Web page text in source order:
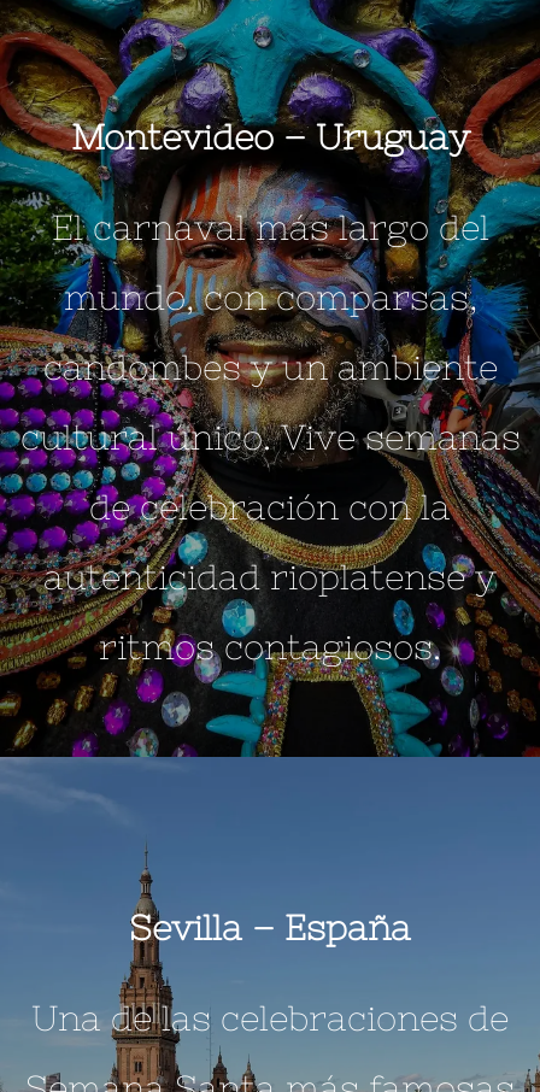
Montevideo –Uruguay
El carnaval más largo del
mundo, con comparsas,
candombes y un ambiente
cultural único. Vive semanas
de celebración con la
autenticidad rioplatense y
ritmos contagiosos.
Sevilla – España
Una de las celebraciones de